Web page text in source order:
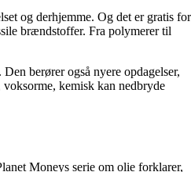
og derhjemme. Og det er gratis for
brændstoffer. Fra polymerer til
berører også nyere opdagelser,
kemisk kan nedbryde
Moneys serie om olie forklarer,